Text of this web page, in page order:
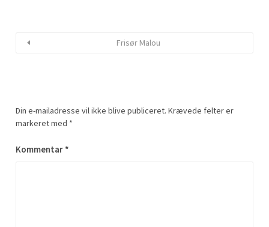
Frisør Malou
Din e-mailadresse vil ikke blive publiceret. Krævede felter er
markeret med *
Kommentar *